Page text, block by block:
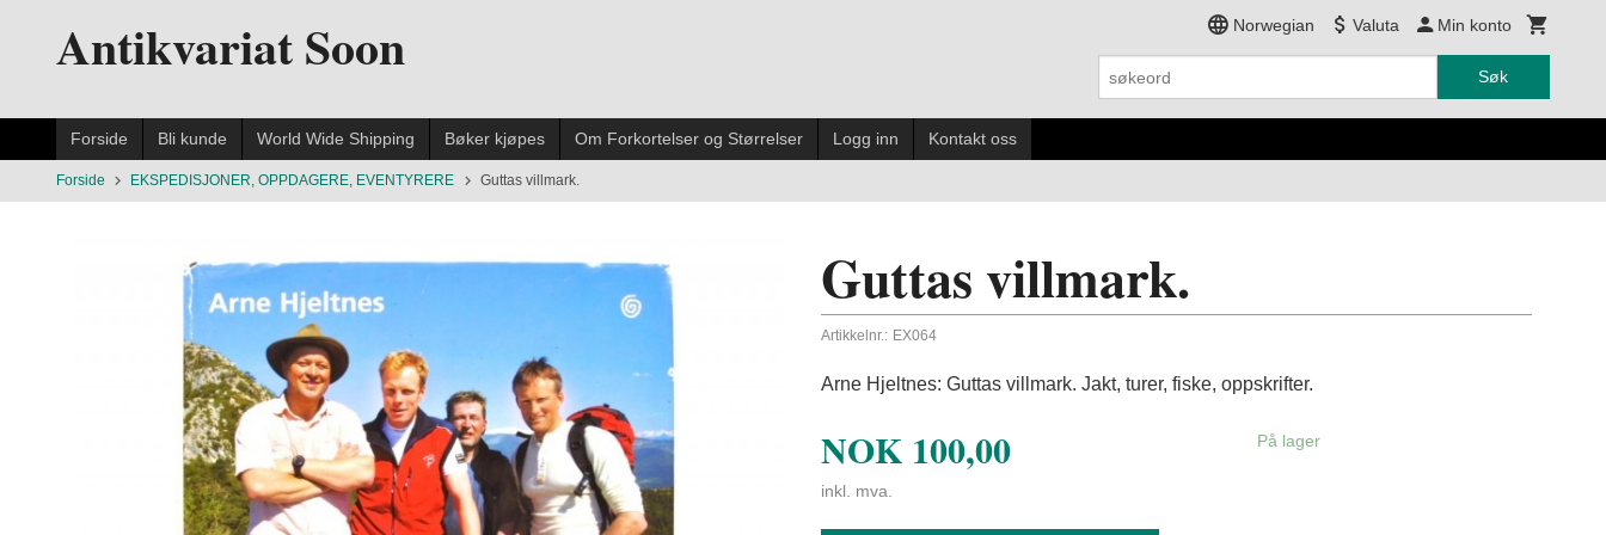
innholdetAntikvariat Soon Norwegian Valuta Min konto
Søk
Forside Bli kunde World Wide Shipping Bøker kjøpes Om Forkortelser og Størrelser Logg inn Kontakt oss
Forside EKSPEDISJONER, OPPDAGERE, EVENTYRERE Guttas villmark.
Guttas villmark.
Artikkelnr.: EX064
Arne Hjeltnes: Guttas villmark. Jakt, turer, fiske, oppskrifter.
NOK 100,00
inkl. mva.
På lager